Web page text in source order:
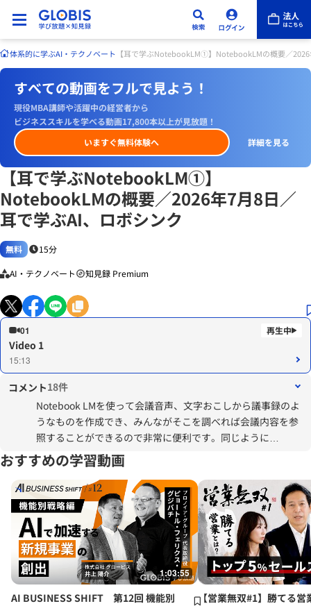
体系的に学ぶAI・テクノベート 【耳で学ぶNotebookLM①】NotebookLMの概要／
すべての動画をフルで見よう！
現役MBA講師や活躍中の経営者から
ビジネススキルを学べる動画17,800本以上が見放題！
いますぐ無料体験へ
詳細を見る
【耳で学ぶNotebookLM①】
NotebookLMの概要／2026年7月8日／
耳で学ぶAI、ロボシンク
無料 15分
AI・テクノベート 知見録 Premium
01
Video 1
15:13
コメント18件
Notebook LMを使って会議音声、文字おこしから議事録のよ
うなものを作成でき、みんながそこを調べれば会議内容を参
照することができるので非常に便利です。同じように
Notebook LMをマニュアルのように使えばワークマンのよう
に上司先輩にわからないことをきくのではなく、Notebook
LMで解決できる。
おすすめの学習動画
1:03:55
AI BUSINESS SHIFT 第12回 機能別
【営業無双#1】勝てる営